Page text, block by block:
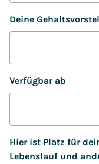
Deine
Verfügbar ab
Hier ist Platz für
Lebenslauf und